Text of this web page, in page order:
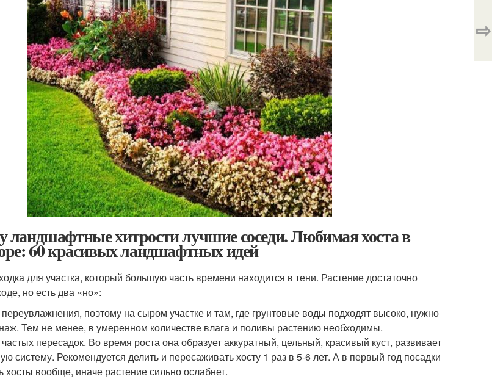
ландшафтные хитрости лучшие соседи. Любимая хоста в
60 красивых ландшафтных идей
для участка, который большую часть времени находится в тени. Растение достаточно
но есть два «но»:
поэтому на сыром участке и там, где грунтовые воды подходят высоко, нужно
Тем не менее, в умеренном количестве влага и поливы растению необходимы.
пересадок. Во время роста она образует аккуратный, цельный, красивый куст, развивает
систему. Рекомендуется делить и пересаживать хосту 1 раз в 5-6 лет. А в первый год посадки
хосты вообще, иначе растение сильно ослабнет.
⇨